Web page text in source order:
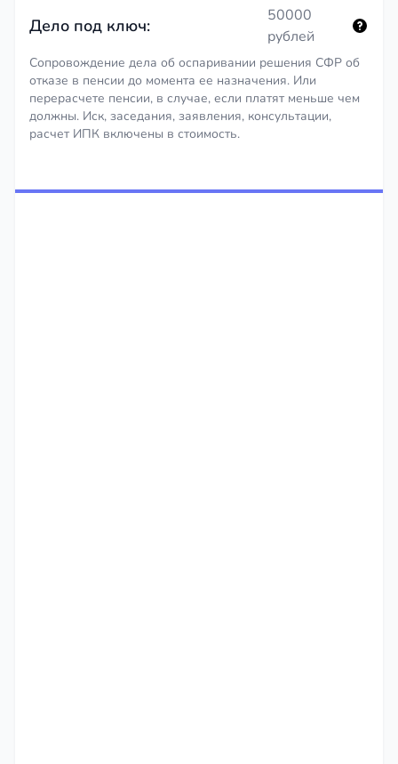
Дело под ключ:
50000
рублей
Сопровождение дела об оспаривании решения СФР об
отказе в пенсии до момента ее назначения. Или
перерасчете пенсии, в случае, если платят меньше чем
должны. Иск, заседания, заявления, консультации,
расчет ИПК включены в стоимость.